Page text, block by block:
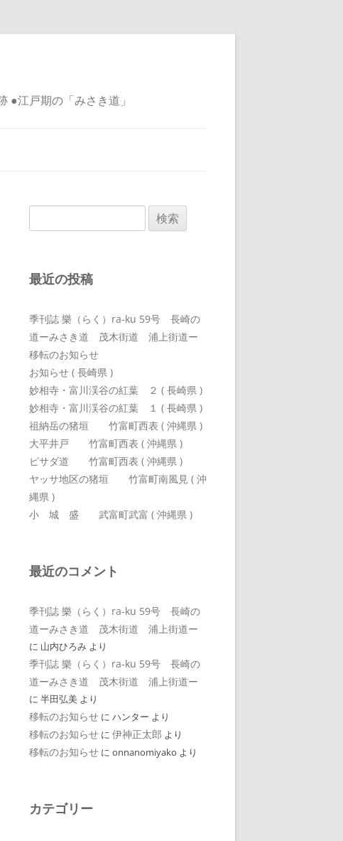
●江戸期の「みさき道」
索:
最近の投稿
季刊誌 樂（らく）ra-ku 59号 長崎の
道ーみさき道 茂木街道 浦上街道ー
移転のお知らせ
お知らせ ( 長崎県 )
妙相寺・富川渓谷の紅葉 ２ ( 長崎県 )
妙相寺・富川渓谷の紅葉 １ ( 長崎県 )
祖納岳の猪垣 竹富町西表 ( 沖縄県 )
大平井戸 竹富町西表 ( 沖縄県 )
ピサダ道 竹富町西表 ( 沖縄県 )
ヤッサ地区の猪垣 竹富町南風見 ( 沖
縄県 )
小 城 盛 武富町武富 ( 沖縄県 )
最近のコメント
季刊誌 樂（らく）ra-ku 59号 長崎の
道ーみさき道 茂木街道 浦上街道ー
に 山内ひろみ より
季刊誌 樂（らく）ra-ku 59号 長崎の
道ーみさき道 茂木街道 浦上街道ー
に 半田弘美 より
移転のお知らせ に ハンター より
移転のお知らせ に 伊神正太郎 より
移転のお知らせ に onnanomiyako より
カテゴリー